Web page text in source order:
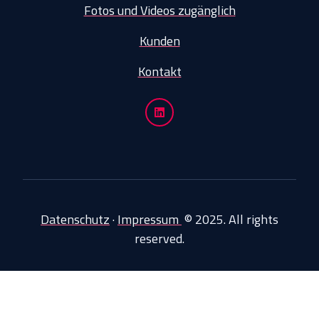
Fotos und Videos zugänglich
Kunden
Kontakt
Datenschutz·Impressum © 2025. All rights
reserved.